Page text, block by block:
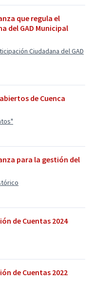
que regula el
del GAD Municipal
Ciudadana del GAD
de Cuenca
para la gestión del
de Cuentas 2024
de Cuentas 2022